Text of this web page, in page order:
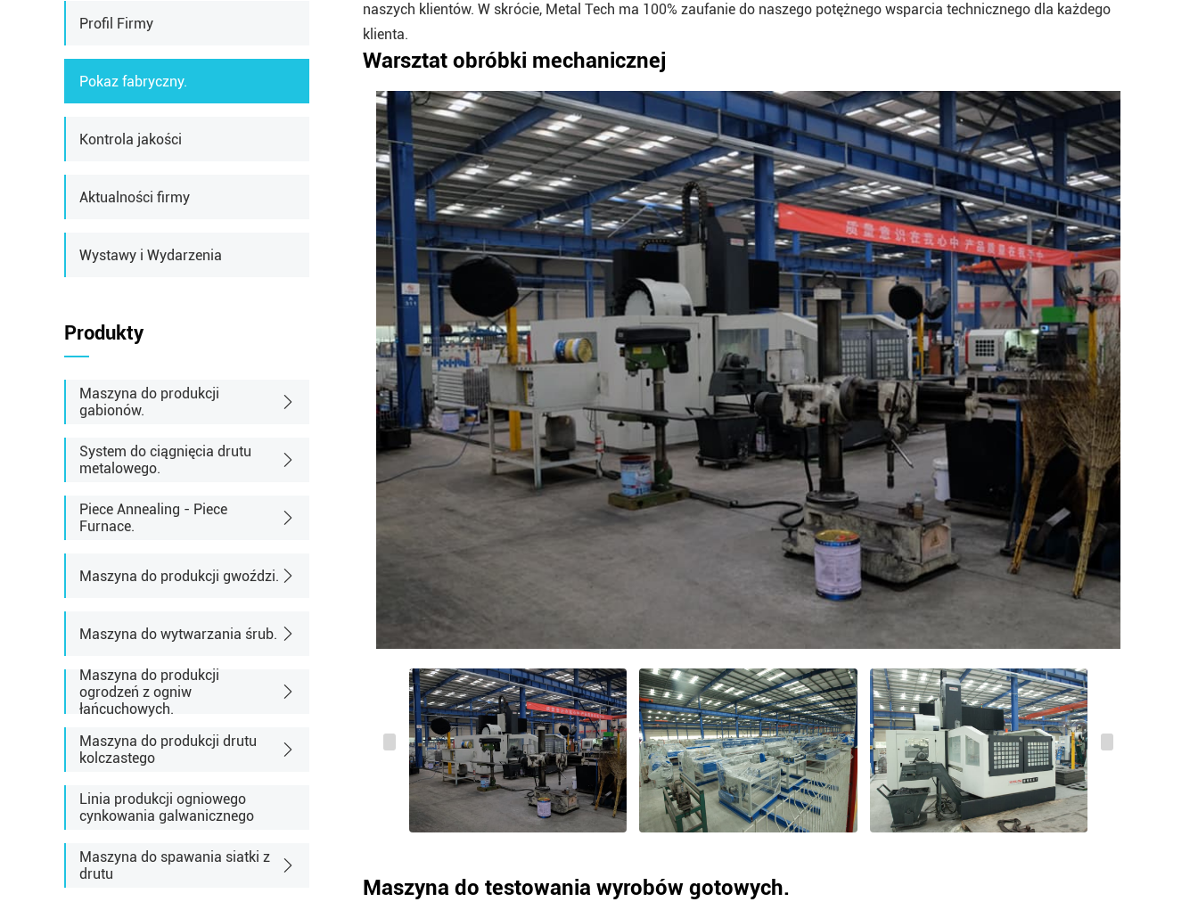
Profil Firmy
Pokaz fabryczny.
Kontrola jakości
Aktualności firmy
Wystawy i Wydarzenia
Produkty
Maszyna do produkcji
gabionów.
System do ciągnięcia drutu
metalowego.
Piece Annealing - Piece
Furnace.
Maszyna do produkcji gwoździ.
Maszyna do wytwarzania śrub.
Maszyna do produkcji
ogrodzeń z ogniw
łańcuchowych.
Maszyna do produkcji drutu
kolczastego
Linia produkcji ogniowego
cynkowania galwanicznego
Maszyna do spawania siatki z
drutu
naszych klientów. W skrócie, Metal Tech ma 100% zaufanie do naszego potężnego wsparcia technicznego dla każdego
klienta.
Warsztat obróbki mechanicznej
Maszyna do testowania wyrobów gotowych.